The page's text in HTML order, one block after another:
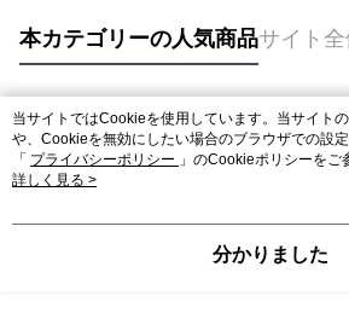
本カテゴリーの人気商品サイト
人気タグ
当サイトではCookieを使用しています。当サイト
や、Cookieを無効にしたい場合のブラウザでの設
「 プライバシーポリシー 」のCookieポリシーをご
が、当サイトを引き続き使用される場合、当社がサ
詳しく見る >
分かりました